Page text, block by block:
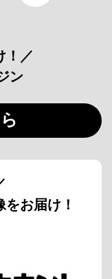
！／
ン
お届け！